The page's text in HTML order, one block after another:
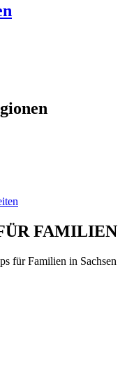
FAMILIEN
für Familien in Sachsen